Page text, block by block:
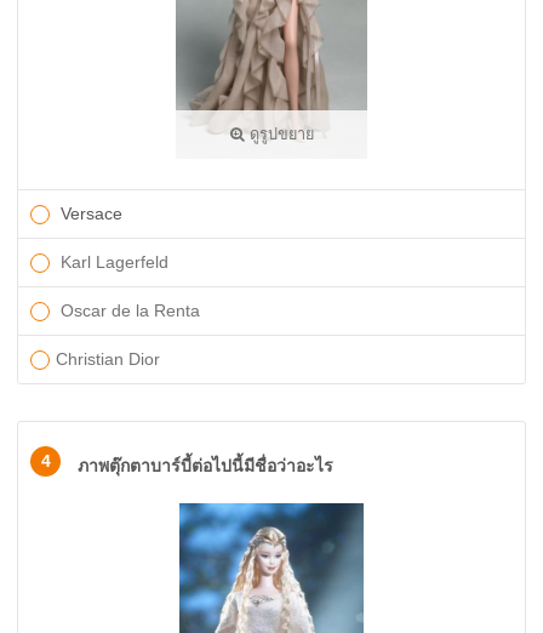
ดูรูปขยาย
Versace
Karl Lagerfeld
Oscar de la Renta
Christian Dior
4 ภาพตุ๊กตาบาร์บี้ต่อไปนี้มีชื่อว่าอะไร